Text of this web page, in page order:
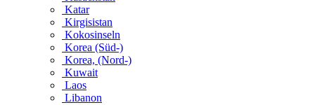
Katar
Kirgisistan
Kokosinseln
Korea (Süd-)
Korea, (Nord-)
Kuwait
Laos
Libanon